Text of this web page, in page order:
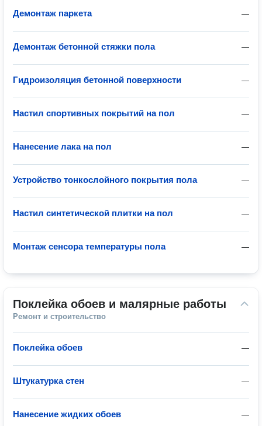
—
Демонтаж паркета
—
Демонтаж бетонной стяжки пола
—
Гидроизоляция бетонной поверхности
—
Настил спортивных покрытий на пол
—
Нанесение лака на пол
—
Устройство тонкослойного покрытия пола
—
Настил синтетической плитки на пол
—
Монтаж сенсора температуры пола
Поклейка обоев и малярные работы
Ремонт и строительство
—
Поклейка обоев
—
Штукатурка стен
—
Нанесение жидких обоев